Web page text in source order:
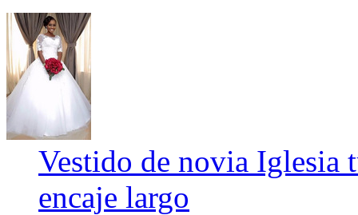
Vestido de novia Iglesia
encaje largo